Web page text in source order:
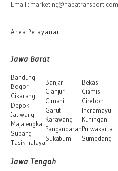
Email : marketing@nabatransport.com
Area Pelayanan
Jawa Barat
Bandung
Bogor
Cikarang
Depok
Jatiwangi
Majalengka
Subang
Tasikmalaya
Banjar
Cianjur
Cimahi
Garut
Karawang
Pangandaran
Sukabumi
Bekasi
Ciamis
Cirebon
Indramayu
Kuningan
Purwakarta
Sumedang
Jawa Tengah